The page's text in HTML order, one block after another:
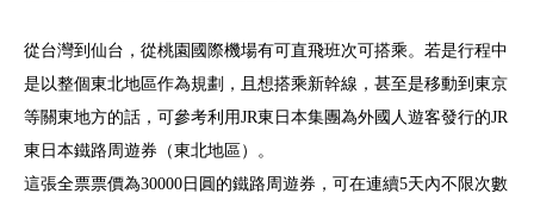
從台灣到仙台，從桃園國際機場有可直飛班次可搭乘。若是行程中
是以整個東北地區作為規劃，且想搭乘新幹線，甚至是移動到東京
等關東地方的話，可參考利用JR東日本集團為外國人遊客發行的JR
東日本鐵路周遊券（東北地區）。
這張全票票價為30000日圓的鐵路周遊券，可在連續5天內不限次數